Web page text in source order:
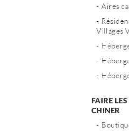
Aires
Villages
FAIRE
CHINER